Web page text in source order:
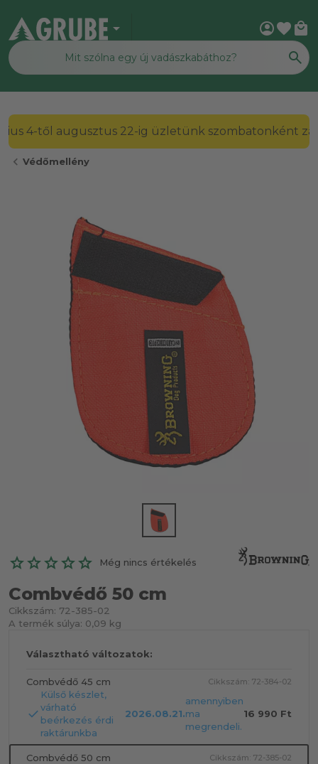
arrow_drop_down account_circlefavorite local_mall
2026. július 4-től augusztus 22-ig üzletünk
chevron_left Védőmellény
Még nincs értékelés
Combvédő 50 cm
Cikkszám: 72-385-02
A termék súlya: 0,09 kg
Választható változatok:
Combvédő 45 cm Cikkszám: 72-384-02
Külső készlet,
várható
beérkezés érdi
raktárunkba
2026.08.21.
amennyiben
ma
megrendeli.
16 990 Ft
Combvédő 50 cm Cikkszám: 72-385-02